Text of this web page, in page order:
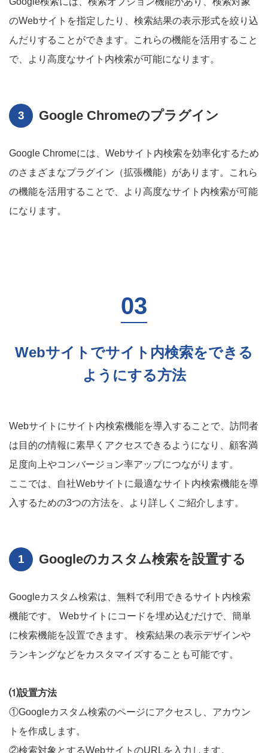
のWebサイトを指定したり、検索結果の表示形式を絞り込
んだりすることができます。これらの機能を活用すること
で、より高度なサイト内検索が可能になります。
Google Chromeのプラグイン
Google Chromeには、Webサイト内検索を効率化するため
のさまざまなプラグイン（拡張機能）があります。これら
の機能を活用することで、より高度なサイト内検索が可能
になります。
Webサイトでサイト内検索をできる
ようにする方法
Webサイトにサイト内検索機能を導入することで、訪問者
は目的の情報に素早くアクセスできるようになり、顧客満
足度向上やコンバージョン率アップにつながります。
ここでは、自社Webサイトに最適なサイト内検索機能を導
入するための3つの方法を、より詳しくご紹介します。
Googleのカスタム検索を設置する
Googleカスタム検索は、無料で利用できるサイト内検索
機能です。 Webサイトにコードを埋め込むだけで、簡単
に検索機能を設置できます。 検索結果の表示デザインや
ランキングなどをカスタマイズすることも可能です。
⑴設置方法
①Googleカスタム検索のページにアクセスし、アカウン
トを作成します。
②検索対象とするWebサイトのURLを入力します。